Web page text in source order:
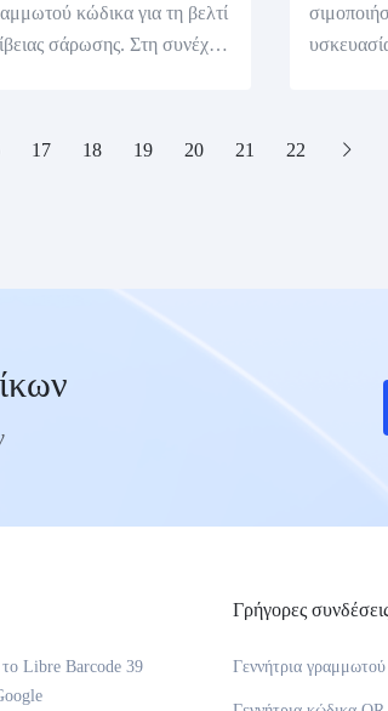
κώδικα για τη βελτί
σάρωσης. Στη συνέχει
κώδικες υψηλής ποιότη
ννήτρια
17 18 19 20 21 22
Libre Barcode 39
Γρήγορες
Γεννήτρια